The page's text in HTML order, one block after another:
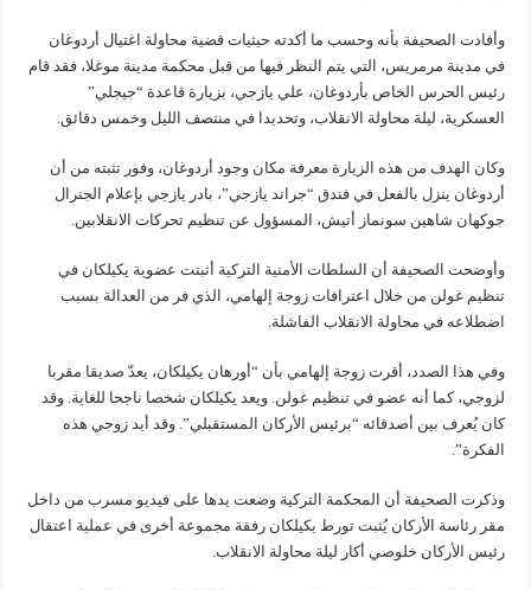
وأفادت الصحيفة بأنه وحسب ما أكدته حيثيات قضية محاولة اغتيال أردوغان
في مدينة مرمريس، التي يتم النظر فيها من قبل محكمة مدينة موغلا، فقد قام
رئيس الحرس الخاص بأردوغان، علي يازجي، بزيارة قاعدة “جيجلي”
العسكرية، ليلة محاولة الانقلاب، وتحديدا في منتصف الليل وخمس دقائق.
وكان الهدف من هذه الزيارة معرفة مكان وجود أردوغان، وفور تثبته من أن
أردوغان ينزل بالفعل في فندق “جراند يازجي”، بادر يازجي بإعلام الجنرال
جوكهان شاهين سونماز أتيش، المسؤول عن تنظيم تحركات الانقلابين.
وأوضحت الصحيفة أن السلطات الأمنية التركية أثبتت عضوية يكيلكان في
تنظيم غولن من خلال اعترافات زوجة إلهامي، الذي فر من العدالة بسبب
اضطلاعه في محاولة الانقلاب الفاشلة.
وفي هذا الصدد، أقرت زوجة إلهامي بأن “أورهان يكيلكان، يعدّ صديقا مقربا
لزوجي، كما أنه عضو في تنظيم غولن. ويعد يكيلكان شخصا ناجحا للغاية. وقد
كان يُعرف بين أصدقائه “برئيس الأركان المستقبلي”. وقد أيد زوجي هذه
الفكرة”.
وذكرت الصحيفة أن المحكمة التركية وضعت يدها على فيديو مسرب من داخل
مقر رئاسة الأركان يُثبت تورط يكيلكان رفقة مجموعة أخرى في عملية اعتقال
رئيس الأركان خلوصي أكار ليلة محاولة الانقلاب.